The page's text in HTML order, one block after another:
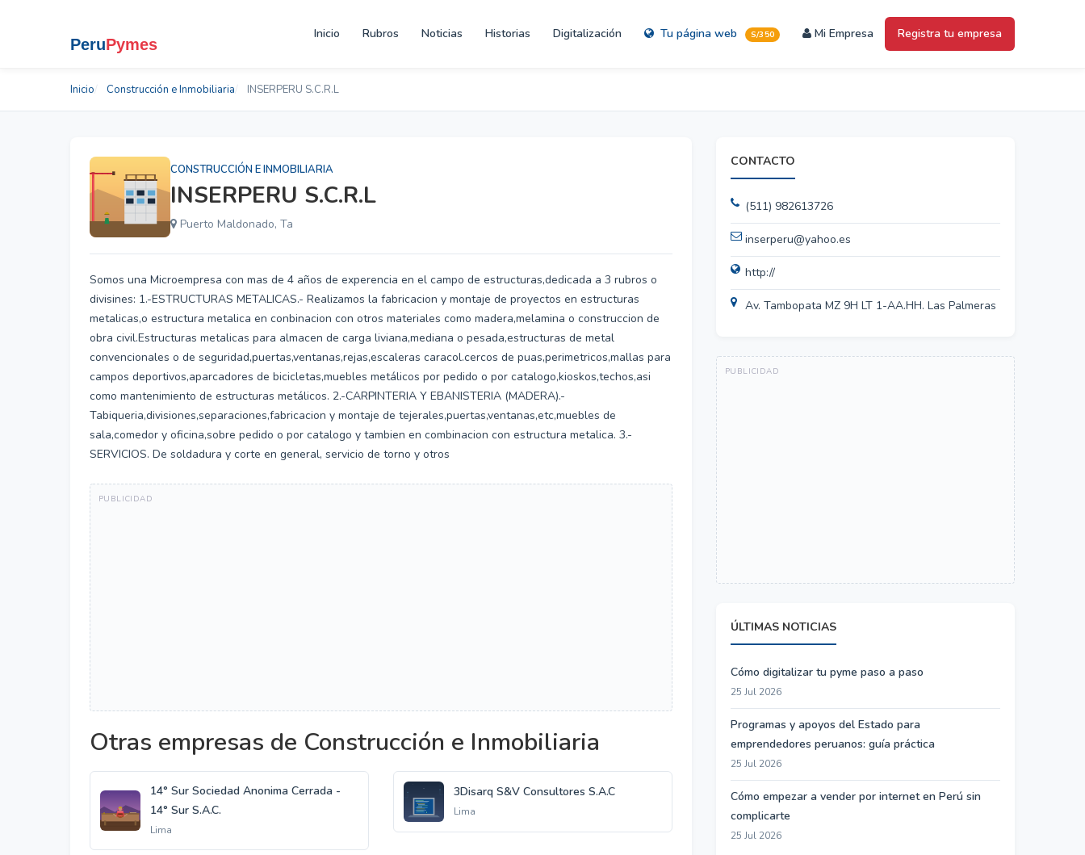
Inicio Rubros Noticias Historias Digitalización Tu página web S/350 Mi Empresa Registra tu empresa
Inicio Construcción e Inmobiliaria INSERPERU S.C.R.L
CONSTRUCCIÓN E INMOBILIARIA
INSERPERU S.C.R.L
Puerto Maldonado, Ta
Somos una Microempresa con mas de 4 años de experencia en el campo de estructuras,dedicada a 3 rubros o
divisines: 1.-ESTRUCTURAS METALICAS.- Realizamos la fabricacion y montaje de proyectos en estructuras
metalicas,o estructura metalica en conbinacion con otros materiales como madera,melamina o construccion de
obra civil.Estructuras metalicas para almacen de carga liviana,mediana o pesada,estructuras de metal
convencionales o de seguridad,puertas,ventanas,rejas,escaleras caracol.cercos de puas,perimetricos,mallas para
campos deportivos,aparcadores de bicicletas,muebles metálicos por pedido o por catalogo,kioskos,techos,asi
como mantenimiento de estructuras metálicos. 2.-CARPINTERIA Y EBANISTERIA (MADERA).-
Tabiqueria,divisiones,separaciones,fabricacion y montaje de tejerales,puertas,ventanas,etc,muebles de
sala,comedor y oficina,sobre pedido o por catalogo y tambien en combinacion con estructura metalica. 3.-
SERVICIOS. De soldadura y corte en general, servicio de torno y otros
Otras empresas de Construcción e Inmobiliaria
14° Sur Sociedad Anonima Cerrada -
14° Sur S.A.C.
Lima
3Disarq S&V Consultores S.A.C
Lima
CONTACTO
(511) 982613726
inserperu@yahoo.es
http://
Av. Tambopata MZ 9H LT 1-AA.HH. Las Palmeras
ÚLTIMAS NOTICIAS
Cómo digitalizar tu pyme paso a paso
25 Jul 2026
Programas y apoyos del Estado para
emprendedores peruanos: guía práctica
25 Jul 2026
Cómo empezar a vender por internet en Perú sin
complicarte
25 Jul 2026